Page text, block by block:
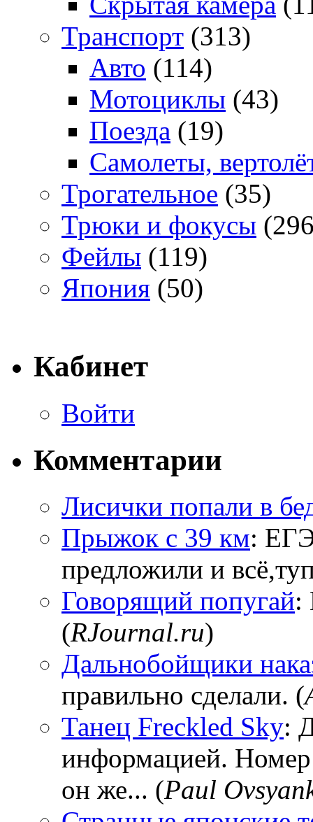
Транспорт (313)
Авто (114)
Мотоциклы (43)
Поезда (19)
Самолеты,
Трогательное (35)
Трюки и фокусы
Фейлы (119)
Япония (50)
Кабинет
Войти
Комментарии
Лисички попали в
Прыжок с 39 км:
предложили и
Говорящий попугай:
(RJournal.ru)
Дальнобойщики
правильно сделали. (
Танец Freckled Sky:
информацией.
он же... (Paul